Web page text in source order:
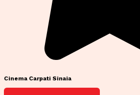
Cinema Carpati Sinaia